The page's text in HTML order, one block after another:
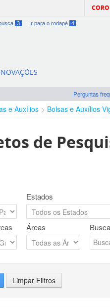
3 Ir para o rodapé 4
Perguntas
e Auxílios Bolsas e Auxílios
de
Estados
Áreas Busca
Limpar Filtros